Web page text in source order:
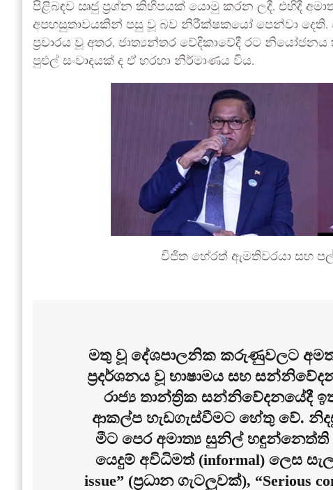
පිළිබඳව ඍජු ප්‍රශ්න කිහිපයක් යොමු කරන ලදී. එහිදී
අපහසුතාවයකින් පසු වූ බව නිරීක්ෂකයෝ පෙන්වා දෙති.
ප්‍රචාරය වූ අතර, ජාත්‍යන්තර වේදිකාවේදී රට
පුළුල් සංවාදයක් ද ඒ හරහා නිර්මාණය විය.
විජිත හේරත් ඇමතිවරයා සහ
මතු වූ දේශපාලනික කරුණුවලට
ප්‍රදර්ශනය වූ භාෂාමය සහ
රාජ්‍ය තාන්ත්‍රික සන්නිවේදනයේදී
ආකල්ප හැඩගැස්වීමට හේතු වේ.
මීට පෙර අමාත්‍ය සුනිල් හඳුන්නෙත්ති
යෙදුම් අවිධිමත් (informal) ලෙස
issue” (ප්‍රධාන ගැටලුවක්),